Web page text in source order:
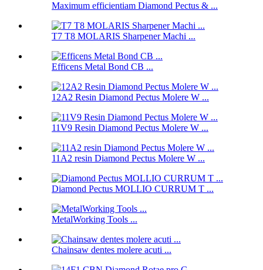
Maximum efficientiam Diamond Pectus & ...
T7 T8 MOLARIS Sharpener Machi ...
Efficens Metal Bond CB ...
12A2 Resin Diamond Pectus Molere W ...
11V9 Resin Diamond Pectus Molere W ...
11A2 resin Diamond Pectus Molere W ...
Diamond Pectus MOLLIO CURRUM T ...
MetalWorking Tools ...
Chainsaw dentes molere acuti ...